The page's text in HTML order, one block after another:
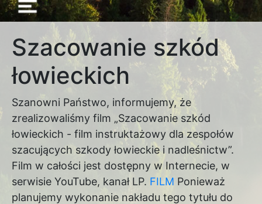
Szacowanie szkód
łowieckich
Szanowni Państwo, informujemy, że
zrealizowaliśmy film „Szacowanie szkód
łowieckich - film instruktażowy dla zespołów
szacujących szkody łowieckie i nadleśnictw”.
Film w całości jest dostępny w Internecie, w
serwisie YouTube, kanał LP. FILM Ponieważ
planujemy wykonanie nakładu tego tytułu do